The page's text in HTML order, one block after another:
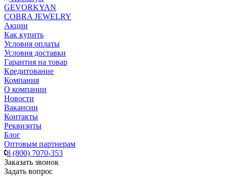
GEVORKYAN
COBRA JEWELRY
Акции
Как купить
Условия оплаты
Условия доставки
Гарантия на товар
Кредитование
Компания
О компании
Новости
Вакансии
Контакты
Реквизиты
Блог
Оптовым партнерам
8 (800) 7070-353
Заказать звонок
Задать вопрос